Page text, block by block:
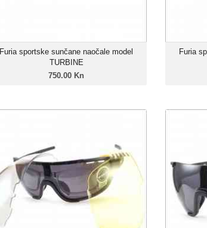
Furia sportske sunčane naočale model
TURBINE
750.00 Kn
Furia
700.00 Kn
Unisex model
Linija: Furia X-Sport, Linija:
Specijalne naočale
Okvir: Grilamid TR-90
Leće: Trivex Polarizirane